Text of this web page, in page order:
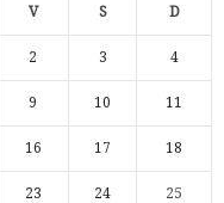
V S D
2 3 4
9 10 11
16 17 18
23 24 25